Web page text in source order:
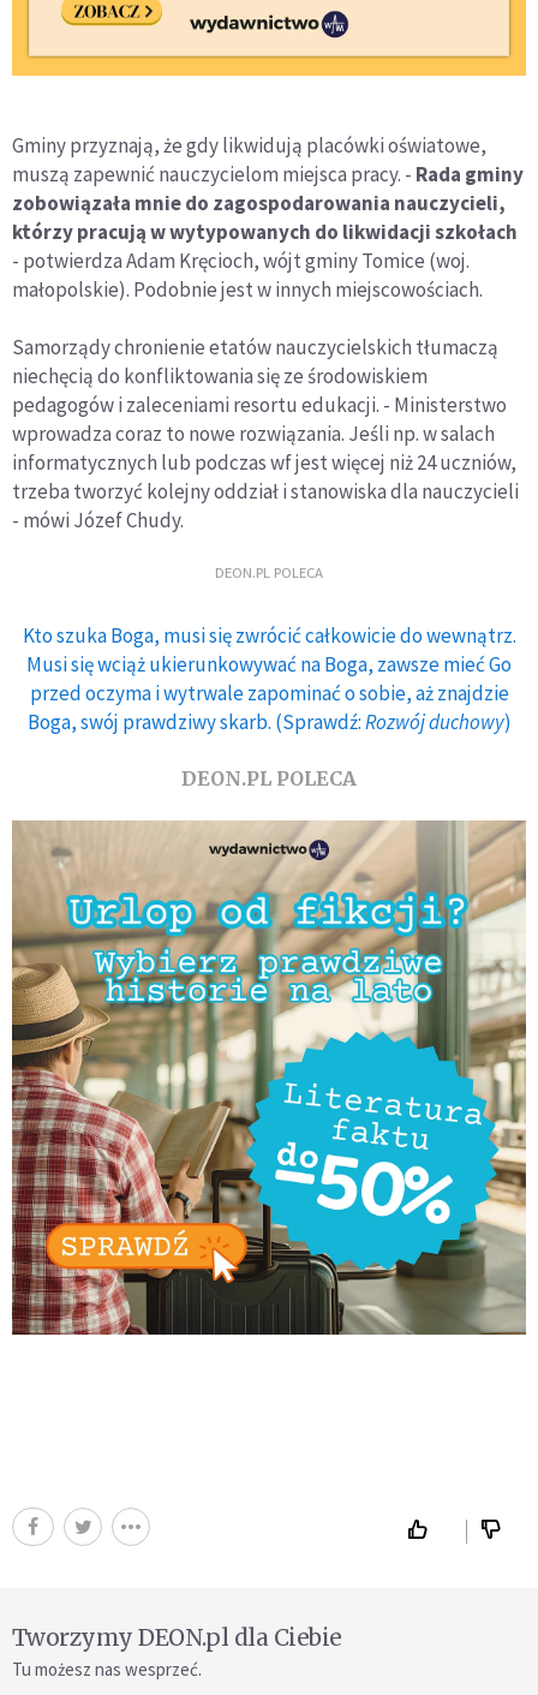
Gminy przyznają, że gdy likwidują placówki oświatowe,
muszą zapewnić nauczycielom miejsca pracy. - Rada gminy
zobowiązała mnie do zagospodarowania nauczycieli,
którzy pracują w wytypowanych do likwidacji szkołach
- potwierdza Adam Kręcioch, wójt gminy Tomice (woj.
małopolskie). Podobnie jest w innych miejscowościach.
Samorządy chronienie etatów nauczycielskich tłumaczą
niechęcią do konfliktowania się ze środowiskiem
pedagogów i zaleceniami resortu edukacji. - Ministerstwo
wprowadza coraz to nowe rozwiązania. Jeśli np. w salach
informatycznych lub podczas wf jest więcej niż 24 uczniów,
trzeba tworzyć kolejny oddział i stanowiska dla nauczycieli
- mówi Józef Chudy.
DEON.PL POLECA
Kto szuka Boga, musi się zwrócić całkowicie do wewnątrz.
Musi się wciąż ukierunkowywać na Boga, zawsze mieć Go
przed oczyma i wytrwale zapominać o sobie, aż znajdzie
Boga, swój prawdziwy skarb. (Sprawdź:Rozwój duchowy)
DEON.PL POLECA
Tworzymy DEON.pl dla Ciebie
Tu możesz nas wesprzeć.